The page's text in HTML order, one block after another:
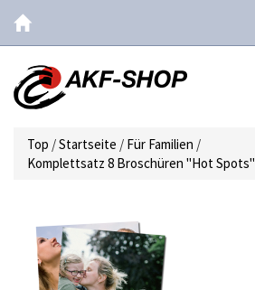
Top /Startseite / Für Familien /
Komplettsatz 8 Broschüren "Hot Spots"